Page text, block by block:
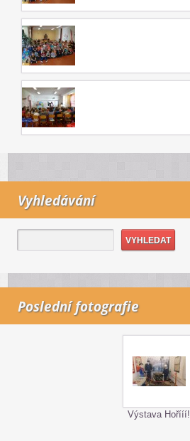
Vyhledávání
Poslední fotografie
Výstava Hořííí!